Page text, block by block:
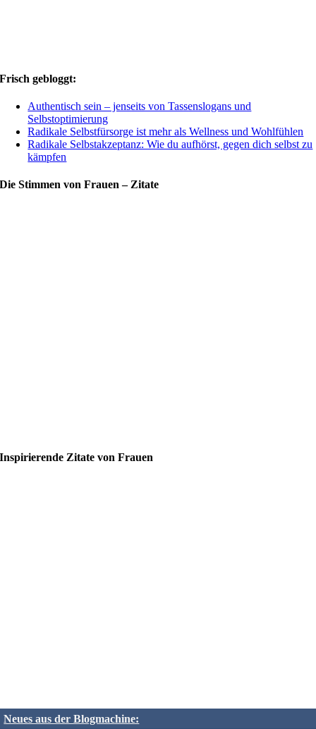
Frisch gebloggt:
Authentisch sein – jenseits von Tassenslogans und
Selbstoptimierung
Radikale Selbstfürsorge ist mehr als Wellness und Wohlfühlen
Radikale Selbstakzeptanz: Wie du aufhörst, gegen dich selbst zu
kämpfen
Die Stimmen von Frauen – Zitate
Inspirierende Zitate von Frauen
Neues aus der Blogmachine: